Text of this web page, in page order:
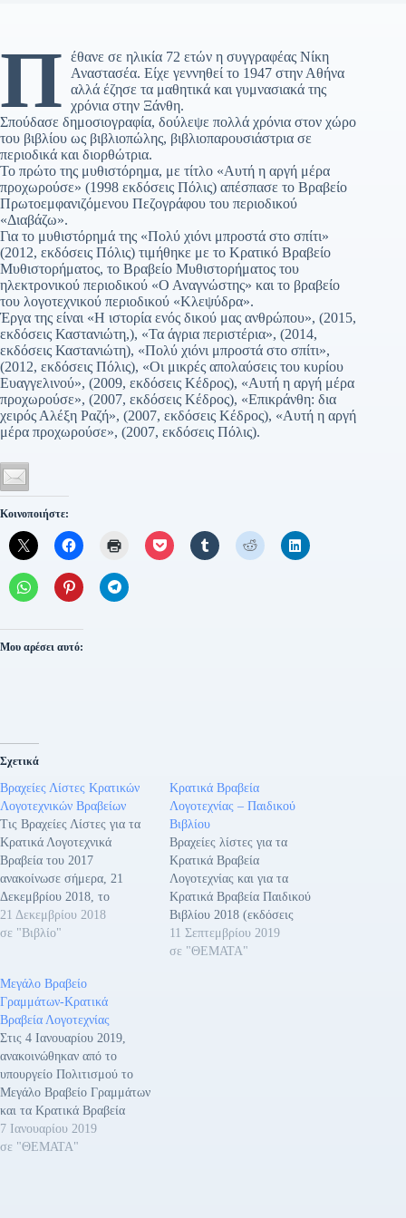
Π έθανε σε ηλικία 72 ετών η συγγραφέας Νίκη
Αναστασέα. Είχε γεννηθεί το 1947 στην Αθήνα
αλλά έζησε τα μαθητικά και γυμνασιακά της
χρόνια στην Ξάνθη.
Σπούδασε δημοσιογραφία, δούλεψε πολλά χρόνια στον χώρο
του βιβλίου ως βιβλιοπώλης, βιβλιοπαρουσιάστρια σε
περιοδικά και διορθώτρια.
Το πρώτο της μυθιστόρημα, με τίτλο «Αυτή η αργή μέρα
προχωρούσε» (1998 εκδόσεις Πόλις) απέσπασε το Βραβείο
Πρωτοεμφανιζόμενου Πεζογράφου του περιοδικού
«Διαβάζω».
Για το μυθιστόρημά της «Πολύ χιόνι μπροστά στο σπίτι»
(2012, εκδόσεις Πόλις) τιμήθηκε με το Κρατικό Βραβείο
Μυθιστορήματος, το Βραβείο Μυθιστορήματος του
ηλεκτρονικού περιοδικού «Ο Αναγνώστης» και το βραβείο
του λογοτεχνικού περιοδικού «Κλεψύδρα».
Έργα της είναι «Η ιστορία ενός δικού μας ανθρώπου», (2015,
εκδόσεις Καστανιώτη,), «Τα άγρια περιστέρια», (2014,
εκδόσεις Καστανιώτη), «Πολύ χιόνι μπροστά στο σπίτι»,
(2012, εκδόσεις Πόλις), «Οι μικρές απολαύσεις του κυρίου
Ευαγγελινού», (2009, εκδόσεις Κέδρος), «Αυτή η αργή μέρα
προχωρούσε», (2007, εκδόσεις Κέδρος), «Επικράνθη: δια
χειρός Αλέξη Ραζή», (2007, εκδόσεις Κέδρος), «Αυτή η αργή
μέρα προχωρούσε», (2007, εκδόσεις Πόλις).
Κοινοποιήστε:
Μου αρέσει αυτό:
Σχετικά
Βραχείες Λίστες Κρατικών
Λογοτεχνικών Βραβείων
Τις Βραχείες Λίστες για τα
Κρατικά Λογοτεχνικά
Βραβεία του 2017
ανακοίνωσε σήμερα, 21
Δεκεμβρίου 2018, το
Υπουργείο Πολιτισμού και
Αθλητισμού. Τα βραβεία
εξής: α) Κρατικό Βραβείο
Μυθιστορήματος β) Κρατικό
Βραβείο Διηγήματος -
Νουβέλας γ) Κρατικό
Βραβείο Ποίησης δ)
Κρατικό Βραβείο
Δοκιμίου…
21 Δεκεμβρίου 2018
σε "Βιβλίο"
Κρατικά Βραβεία
Λογοτεχνίας – Παιδικού
Βιβλίου
Βραχείες λίστες για τα
Κρατικά Βραβεία
Λογοτεχνίας και για τα
Κρατικά Βραβεία Παιδικού
Βιβλίου 2018 (εκδόσεις
2017) έδωσε στη
δημοσιότητα το υπουργείο
11 Σεπτεμβρίου 2019
σε "ΘΕΜΑΤΑ"
Μεγάλο Βραβείο
Γραμμάτων-Κρατικά
Βραβεία Λογοτεχνίας
Στις 4 Ιανουαρίου 2019,
ανακοινώθηκαν από το
υπουργείο Πολιτισμού το
Μεγάλο Βραβείο Γραμμάτων
και τα Κρατικά Βραβεία
Λογοτεχνίας για το 2017.
Μαζί με τα Βραβεία
7 Ιανουαρίου 2019
σε "ΘΕΜΑΤΑ"